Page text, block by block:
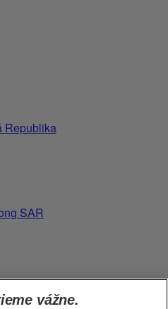
Republika
SAR
vážne.